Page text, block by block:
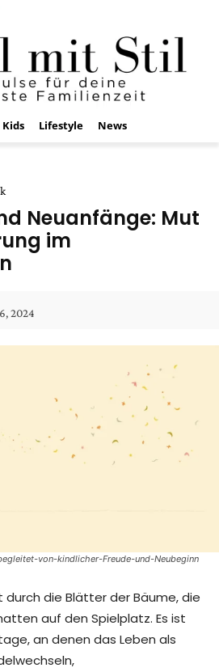
Kids Lifestyle News
Neuanfänge: Mut
im
2024
von-kindlicher-Freude-und-Neubeginn
durch die Blätter der Bäume, die
auf den Spielplatz. Es ist
an denen das Leben als